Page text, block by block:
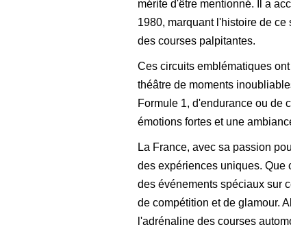
mérite d'être mentionné. Il a
1980, marquant l'histoire de
des courses palpitantes.
Ces circuits emblématiques
théâtre de moments
Formule 1, d'endurance ou de
émotions fortes et une
La France, avec sa passion
des expériences uniques. Que
des événements spéciaux sur
de compétition et de glamour.
l'adrénaline des courses